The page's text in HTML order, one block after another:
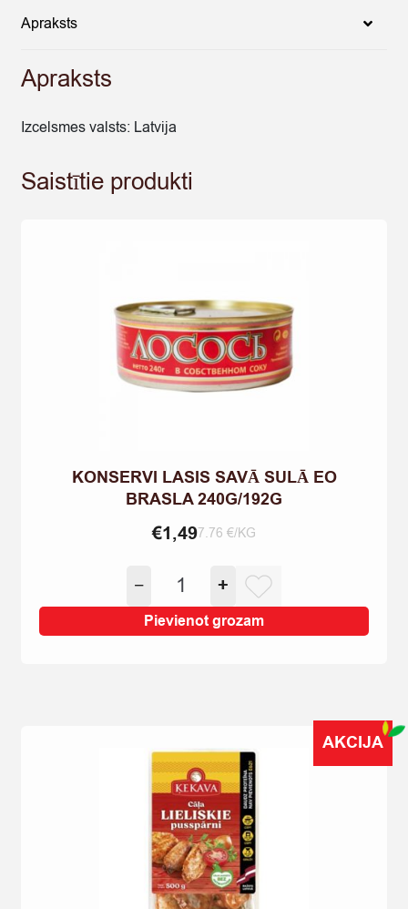
Apraksts
Apraksts
Izcelsmes valsts: Latvija
Saistītie produkti
KONSERVI LASIS SAVĀ SULĀ EO
BRASLA 240G/192G
€1,497.76 €/KG
−
KONSERVI
LASIS
SAVĀ
SULĀ
+
Pievienot grozam
AKCIJA